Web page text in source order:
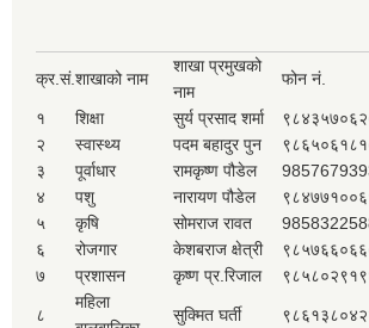
क्र.सं.शाखाको नाम
शाखा प्रमुखको
नाम
फोन नं.
१ शिक्षा सुर्य प्रसाद शर्मा
२
स्वास्थ्य पदम बहादुर पुन
३
पूर्वाधार रामकृष्ण पौडेल
४
पशु नारायण पौडेल
५
कृषि सोमराज रावत
६
रोजगार केशबराज क्षेत्री
७
प्रशासन कृष्ण प्र.रिजाल
८
महिला
सुक्मित घर्ती